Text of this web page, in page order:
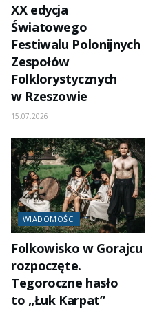
XX edycja
Światowego
Festiwalu Polonijnych
Zespołów
Folklorystycznych
w Rzeszowie
15.07.2026
WIADOMOŚCI
Folkowisko w Gorajcu
rozpoczęte.
Tegoroczne hasło
to „Łuk Karpat”